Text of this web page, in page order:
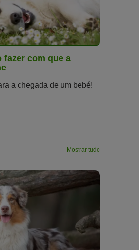
fazer com que a
a chegada de um bebé!
Mostrar tudo